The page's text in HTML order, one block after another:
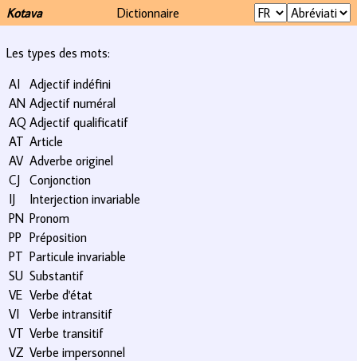
Kotava Dictionnaire
Les types des mots:
AI Adjectif indéfini
AN Adjectif numéral
AQ Adjectif qualificatif
AT Article
AV Adverbe originel
CJ Conjonction
IJ
Interjection invariable
PN Pronom
PP Préposition
PT Particule invariable
SU Substantif
VE Verbe d'état
VI
Verbe intransitif
VT Verbe transitif
VZ Verbe impersonnel